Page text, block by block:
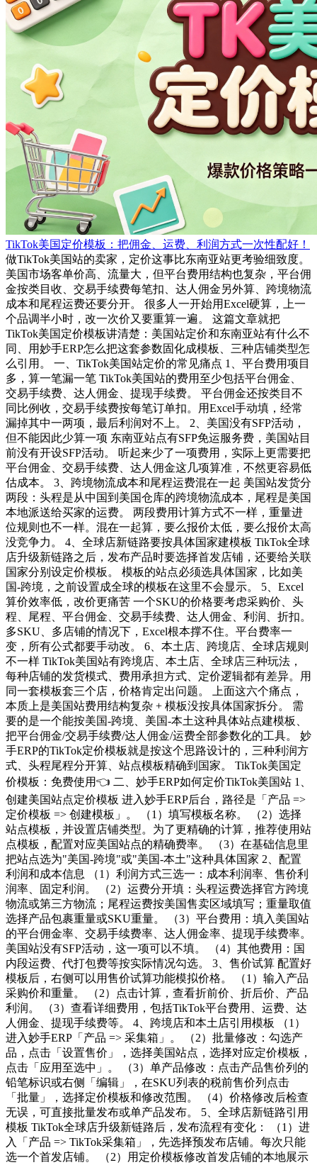
TikTok美国定价模板：把佣金、运费、利润方式一次性配好！
做TikTok美国站的卖家，定价这事比东南亚站更考验细致度。
美国市场客单价高、流量大，但平台费用结构也复杂，平台佣
金按类目收、交易手续费每笔扣、达人佣金另外算、跨境物流
成本和尾程运费还要分开。 很多人一开始用Excel硬算，上一
个品调半小时，改一次价又要重算一遍。 这篇文章就把
TikTok美国定价模板讲清楚：美国站定价和东南亚站有什么不
同、用妙手ERP怎么把这套参数固化成模板、三种店铺类型怎
么引用。 一、TikTok美国站定价的常见痛点 1、平台费用项目
多，算一笔漏一笔 TikTok美国站的费用至少包括平台佣金、
交易手续费、达人佣金、提现手续费。 平台佣金还按类目不
同比例收，交易手续费按每笔订单扣。用Excel手动填，经常
漏掉其中一两项，最后利润对不上。 2、美国没有SFP活动，
但不能因此少算一项 东南亚站点有SFP免运服务费，美国站目
前没有开设SFP活动。 听起来少了一项费用，实际上更需要把
平台佣金、交易手续费、达人佣金这几项算准，不然更容易低
估成本。 3、跨境物流成本和尾程运费混在一起 美国站发货分
两段：头程是从中国到美国仓库的跨境物流成本，尾程是美国
本地派送给买家的运费。 两段费用计算方式不一样，重量进
位规则也不一样。混在一起算，要么报价太低，要么报价太高
没竞争力。 4、全球店新链路要按具体国家建模板 TikTok全球
店升级新链路之后，发布产品时要选择首发店铺，还要给关联
国家分别设定价模板。 模板的站点必须选具体国家，比如美
国-跨境，之前设置成全球的模板在这里不会显示。 5、Excel
算价效率低，改价更痛苦 一个SKU的价格要考虑采购价、头
程、尾程、平台佣金、交易手续费、达人佣金、利润、折扣。
多SKU、多店铺的情况下，Excel根本撑不住。平台费率一
变，所有公式都要手动改。 6、本土店、跨境店、全球店规则
不一样 TikTok美国站有跨境店、本土店、全球店三种玩法，
每种店铺的发货模式、费用承担方式、定价逻辑都有差异。用
同一套模板套三个店，价格肯定出问题。 上面这六个痛点，
本质上是美国站费用结构复杂 + 模板没按具体国家拆分。 需
要的是一个能按美国-跨境、美国-本土这种具体站点建模板、
把平台佣金/交易手续费/达人佣金/运费全部参数化的工具。 妙
手ERP的TikTok定价模板就是按这个思路设计的，三种利润方
式、头程尾程分开算、站点模板精确到国家。 TikTok美国定
价模板：免费使用👈 二、妙手ERP如何定价TikTok美国站 1、
创建美国站点定价模板 进入妙手ERP后台，路径是「产品 =>
定价模板 => 创建模板」。 （1）填写模板名称。 （2）选择
站点模板，并设置店铺类型。为了更精确的计算，推荐使用站
点模板，配置对应美国站点的精确费率。 （3）在基础信息里
把站点选为"美国-跨境"或"美国-本土"这种具体国家 2、配置
利润和成本信息 （1）利润方式三选一：成本利润率、售价利
润率、固定利润。 （2）运费分开填：头程运费选择官方跨境
物流或第三方物流；尾程运费按美国售卖区域填写；重量取值
选择产品包裹重量或SKU重量。 （3）平台费用：填入美国站
的平台佣金率、交易手续费率、达人佣金率、提现手续费率。
美国站没有SFP活动，这一项可以不填。 （4）其他费用：国
内段运费、代打包费等按实际情况勾选。 3、售价试算 配置好
模板后，右侧可以用售价试算功能模拟价格。 （1）输入产品
采购价和重量。 （2）点击计算，查看折前价、折后价、产品
利润。 （3）查看详细费用，包括TikTok平台费用、运费、达
人佣金、提现手续费等。 4、跨境店和本土店引用模板 （1）
进入妙手ERP「产品 => 采集箱」。 （2）批量修改：勾选产
品，点击「设置售价」，选择美国站点，选择对应定价模板，
点击「应用至选中」。 （3）单产品修改：点击产品售价列的
铅笔标识或右侧「编辑」，在SKU列表的税前售价列点击
「批量」，选择定价模板和修改范围。 （4）价格修改后检查
无误，可直接批量发布或单产品发布。 5、全球店新链路引用
模板 TikTok全球店升级新链路后，发布流程有变化： （1）进
入「产品 => TikTok采集箱」，先选择预发布店铺。每次只能
选一个首发店铺。 （2）用定价模板修改首发店铺的本地展示